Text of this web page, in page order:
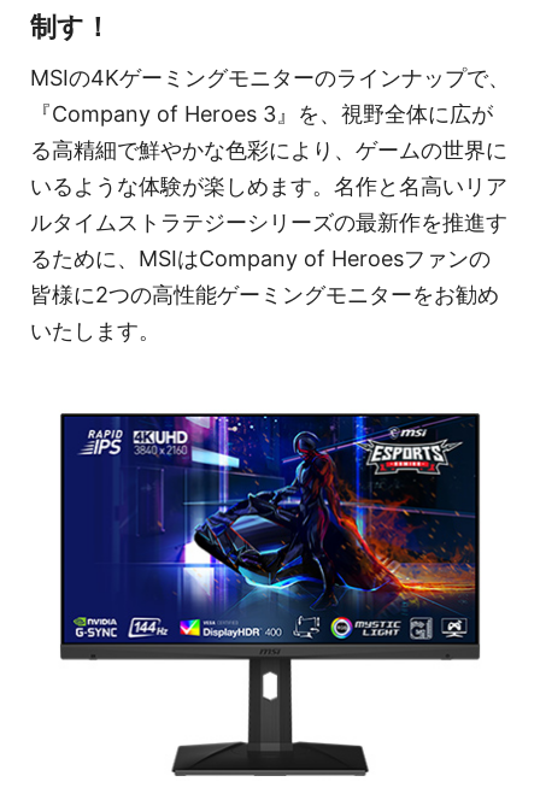
制す！
MSIの4Kゲーミングモニターのラインナップで、
『Company of Heroes 3』を、視野全体に広が
る高精細で鮮やかな色彩により、ゲームの世界に
いるような体験が楽しめます。名作と名高いリア
ルタイムストラテジーシリーズの最新作を推進す
るために、MSIはCompany of Heroesファンの
皆様に2つの高性能ゲーミングモニターをお勧め
いたします。